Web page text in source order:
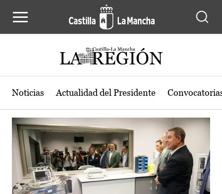
Actualidad de la región de Castilla-
Noticias Actualidad del Presidente